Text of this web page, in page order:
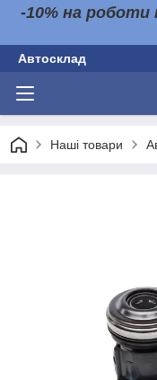
-10% на роботи
Автосклад
Наші товари